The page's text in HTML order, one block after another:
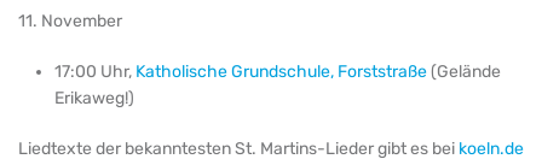
11. November
17:00 Uhr, Katholische Grundschule, Forststraße(Gelände
Erikaweg!)
Liedtexte der bekanntesten St. Martins-Lieder gibt es bei koeln.de